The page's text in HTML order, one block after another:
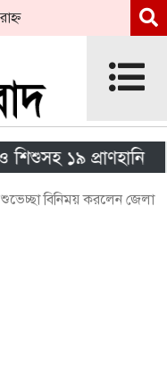
১৯ প্রাণহানি
বিনিময় করলেন জেলা